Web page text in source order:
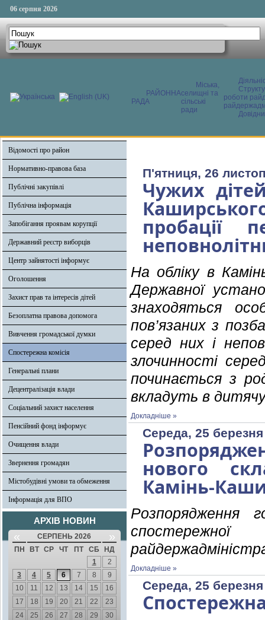
06 серпня 2026
РАЙОННА
РАДА
Міська,
селищні та
сільські
ради
роботи
Відомості про район
Нормативно-правова база
Публічні закупівлі
Публічна інформація
Запобігання проявам корупції
Державний реєстр виборців
Центр зайнятості інформує
Оголошення
Захист прав та інтересів дітей
Безоплатна правова допомога
Вивчення громадської думки
Спостережна комісія
Генеральні плани
Децентралізація влади
Соціальний захист населення
Пенсійний фонд інформує
Очищення влади
Звернення громадян
Містобудівні умови та обмеження
Інформація для ВПО
АРХІВ НОВИН
« СЕРПЕНЬ 2026 »
ПН ВТ СР ЧТ ПТ СБ
НД
1
2
3
4 5 6 7 8
9
10
11 12 13 14 15
16
17
18 19 20 21 22
23
24
25 26 27 28 29
30
П'ятниця, 26
Чужих
пробації
На обліку в
Державної
знаходяться
пов’язаних з
серед них і
злочинності
починається з
вкладуть в
Докладніше »
Середа, 25
нового
Камінь-
Розпорядження
Докладніше »
Середа, 25